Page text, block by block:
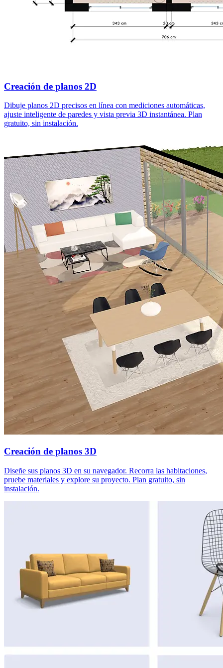
Creación de planos 2D
Dibuje planos 2D precisos en línea con mediciones automáticas,
ajuste inteligente de paredes y vista previa 3D instantánea. Plan
gratuito, sin instalación.
Creación de planos 3D
Diseñe sus planos 3D en su navegador. Recorra las habitaciones,
pruebe materiales y explore su proyecto. Plan gratuito, sin
instalación.